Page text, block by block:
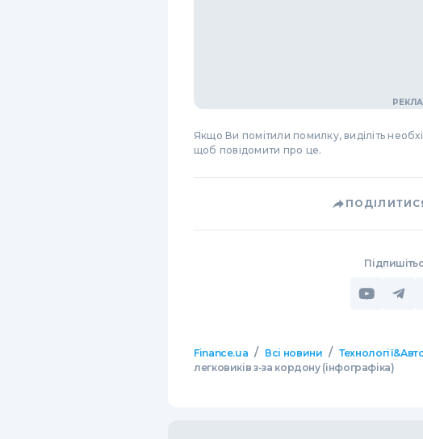
Якщо Ви помітили помилку, виділіть
щоб повідомити про це.
Finance.ua / Всі новини /
легковиків з-за кордону (інфографіка)